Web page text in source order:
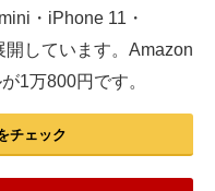
・iPhone 11・
しています。Amazon
1万800円です。
チェック